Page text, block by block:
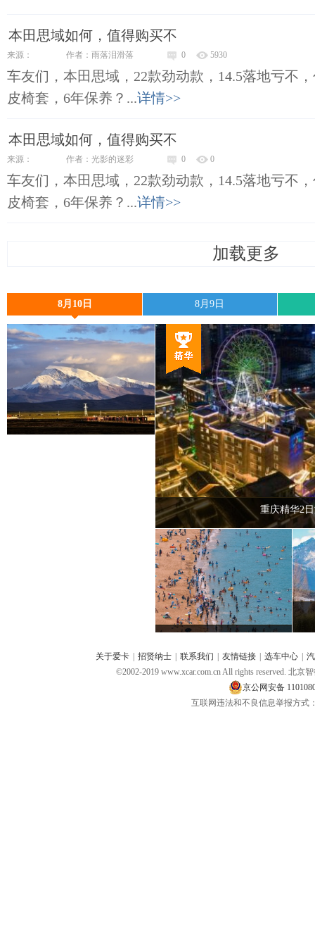
本田思域如何，值得购买不
来源： 作者：雨落泪滑落 0 5930
车友们，本田思域，22款劲动款，14.5落地亏不
皮椅套，6年保养？...详情>>
本田思域如何，值得购买不
来源： 作者：光影的迷彩 0 0
车友们，本田思域，22款劲动款，14.5落地亏不
皮椅套，6年保养？...详情>>
加载更多
8月10日 8月9日
重庆精华2
关于爱卡 招贤纳士 联系我们 友情链接 选车中心
©2002-2019 www.xcar.com.cn All rights reserved. 北
京公网安备
互联网违法和不良信息举报方式